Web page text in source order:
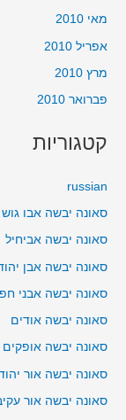
מאי 2010
אפריל 2010
מרץ 2010
פברואר 2010
קטגוריות
russian
סאונה יבשה אבו גוש
סאונה יבשה אביחיל
סאונה יבשה אבן
סאונה יבשה אבני
סאונה יבשה אודים
סאונה יבשה אופקים
סאונה יבשה אור
סאונה יבשה אור